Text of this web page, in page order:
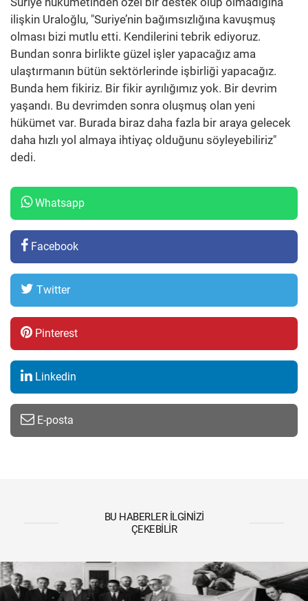
ilişkin Uraloğlu, "Suriye’nin bağımsızlığına kavuşmuş
olması bizi mutlu etti. Kendilerini tebrik ediyoruz.
Bundan sonra birlikte güzel işler yapacağız ama
ulaştırmanın bütün sektörlerinde işbirliği yapacağız.
Bunda hem fikiriz. Bir fikir ayrılığımız yok. Bir devrim
yaşandı. Bu devrimden sonra oluşmuş olan yeni
hükümet var. Burada biraz daha fazla bir araya gelecek
daha hızlı yol almaya ihtiyaç olduğunu söyleyebiliriz"
dedi.
Whatsapp
Facebook
Twitter
Pinterest
Linkedin
E-posta
BU HABERLER İLGINIZI
ÇEKEBILIR